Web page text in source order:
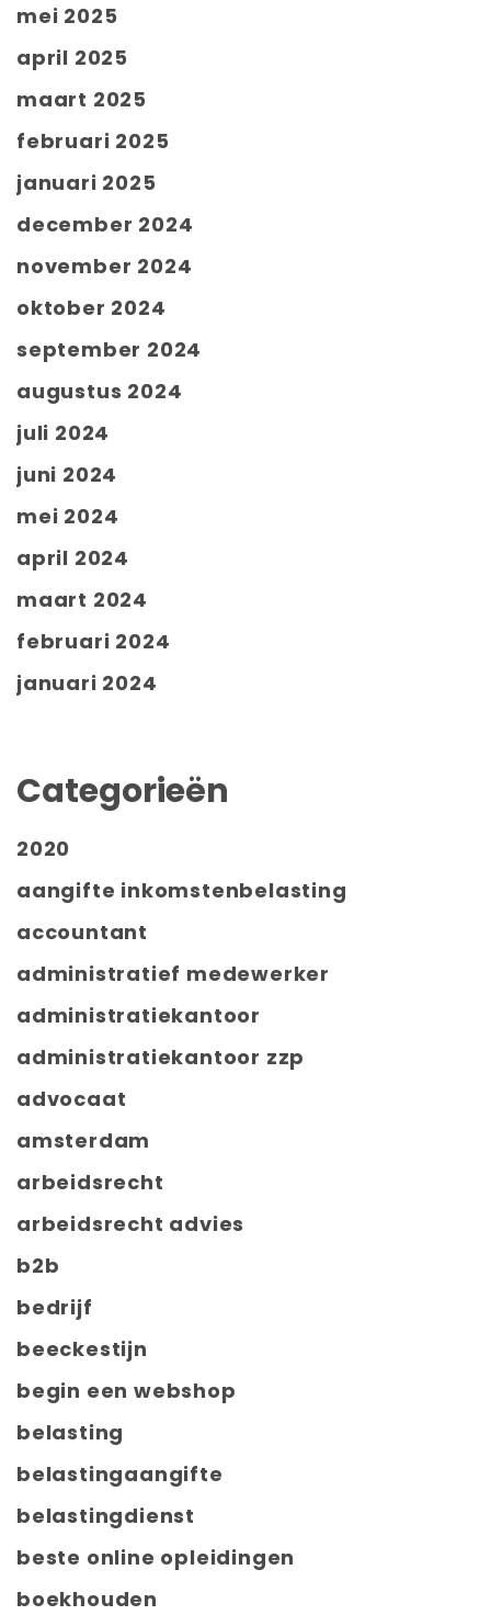
mei 2025
april 2025
maart 2025
februari 2025
januari 2025
december 2024
november 2024
oktober 2024
september 2024
augustus 2024
juli 2024
juni 2024
mei 2024
april 2024
maart 2024
februari 2024
januari 2024
Categorieën
2020
aangifte inkomstenbelasting
accountant
administratief medewerker
administratiekantoor
administratiekantoor zzp
advocaat
amsterdam
arbeidsrecht
arbeidsrecht advies
b2b
bedrijf
beeckestijn
begin een webshop
belasting
belastingaangifte
belastingdienst
beste online opleidingen
boekhouden